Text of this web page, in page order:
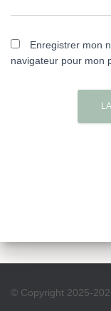
Enregistrer mon
navigateur pour mon
© Copyright 2025-